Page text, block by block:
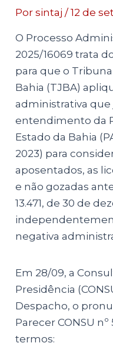
Porsintaj/12 de
O Processo
2025/16069 trata
para que o
Bahia (TJBA)
administrativa
entendimento da
Estado da Bahia
2023) para
aposentados, as
e não gozadas
13.471, de 30 de
negativa
Em 28/09, a
Presidência
Despacho, o
Parecer CONSU
termos: